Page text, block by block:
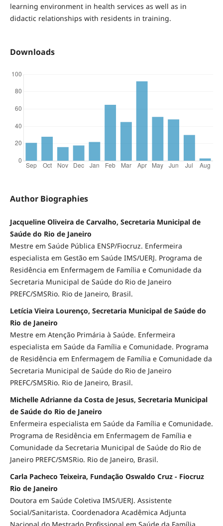
learning environment in health services as well as in
didactic relationships with residents in training.
Downloads
Author Biographies
Jacqueline Oliveira de Carvalho, Secretaria Municipal de
Saúde do Rio de Janeiro
Mestre em Saúde Pública ENSP/Fiocruz. Enfermeira
especialista em Gestão em Saúde IMS/UERJ. Programa de
Residência em Enfermagem de Família e Comunidade da
Secretaria Municipal de Saúde do Rio de Janeiro
PREFC/SMSRio. Rio de Janeiro, Brasil.
Letícia Vieira Lourenço, Secretaria Municipal de Saúde do
Rio de Janeiro
Mestre em Atenção Primária à Saúde. Enfermeira
especialista em Saúde da Família e Comunidade. Programa
de Residência em Enfermagem de Família e Comunidade da
Secretaria Municipal de Saúde do Rio de Janeiro
PREFC/SMSRio. Rio de Janeiro, Brasil.
Michelle Adrianne da Costa de Jesus, Secretaria Municipal
de Saúde do Rio de Janeiro
Enfermeira especialista em Saúde da Família e Comunidade.
Programa de Residência em Enfermagem de Família e
Comunidade da Secretaria Municipal de Saúde do Rio de
Janeiro PREFC/SMSRio. Rio de Janeiro, Brasil.
Carla Pacheco Teixeira, Fundação Oswaldo Cruz - Fiocruz
Rio de Janeiro
Doutora em Saúde Coletiva IMS/UERJ. Assistente
Social/Sanitarista. Coordenadora Acadêmica Adjunta